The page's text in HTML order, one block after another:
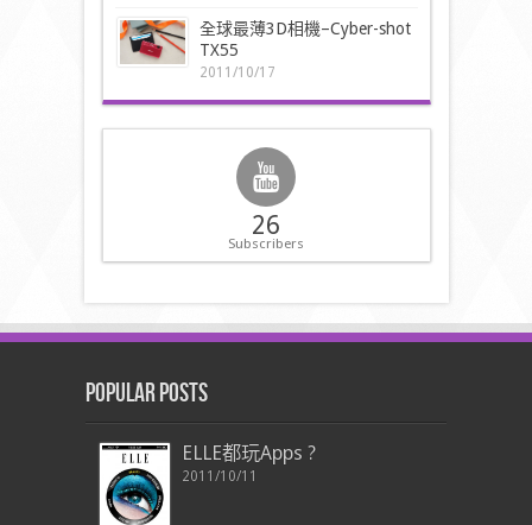
全球最薄3D相機–Cyber-shot
TX55
2011/10/17
26
Subscribers
Popular Posts
ELLE都玩Apps ?
2011/10/11